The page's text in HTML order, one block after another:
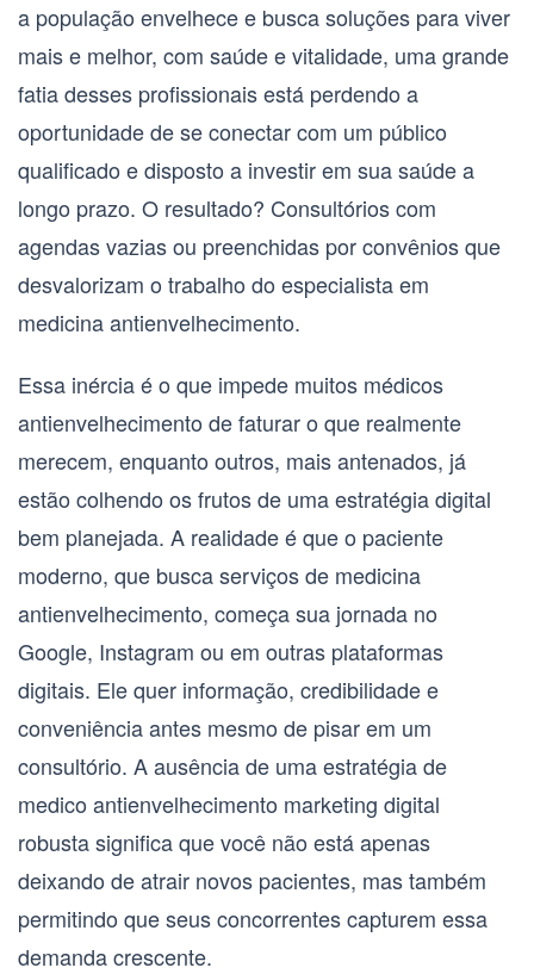
a população envelhece e busca soluções para viver
mais e melhor, com saúde e vitalidade, uma grande
fatia desses profissionais está perdendo a
oportunidade de se conectar com um público
qualificado e disposto a investir em sua saúde a
longo prazo. O resultado? Consultórios com
agendas vazias ou preenchidas por convênios que
desvalorizam o trabalho do especialista em
medicina antienvelhecimento.
Essa inércia é o que impede muitos médicos
antienvelhecimento de faturar o que realmente
merecem, enquanto outros, mais antenados, já
estão colhendo os frutos de uma estratégia digital
bem planejada. A realidade é que o paciente
moderno, que busca serviços de medicina
antienvelhecimento, começa sua jornada no
Google, Instagram ou em outras plataformas
digitais. Ele quer informação, credibilidade e
conveniência antes mesmo de pisar em um
consultório. A ausência de uma estratégia de
medico antienvelhecimento marketing digital
robusta significa que você não está apenas
deixando de atrair novos pacientes, mas também
permitindo que seus concorrentes capturem essa
demanda crescente.